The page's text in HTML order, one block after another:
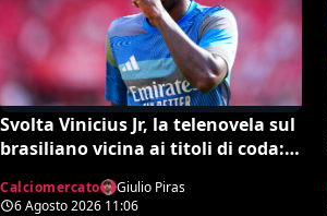
Svolta Vinicius Jr, la telenovela sul
brasiliano vicina ai titoli di coda:
Calciomercato
Giulio Piras
6 Agosto 2026 11:06